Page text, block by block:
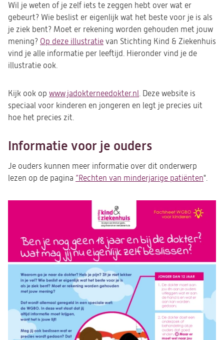
Wil je weten of je zelf iets te zeggen hebt over wat er
gebeurt? Wie beslist er eigenlijk wat het beste voor je is als
je ziek bent? Moet er rekening worden gehouden met jouw
mening? Op deze illustratie (opent
in
tab)
van Stichting Kind & Ziekenhuis
vind je alle informatie per leeftijd. Hieronder vind je de
illustratie ook.
Kijk ook op www.jadokterneedokter.nl(opent
in
tab)
. Deze website is
speciaal voor kinderen en jongeren en legt je precies uit
hoe het precies zit.
Informatie voor je ouders
Je ouders kunnen meer informatie over dit onderwerp
lezen op de pagina “Rechten van minderjarige patiënten".